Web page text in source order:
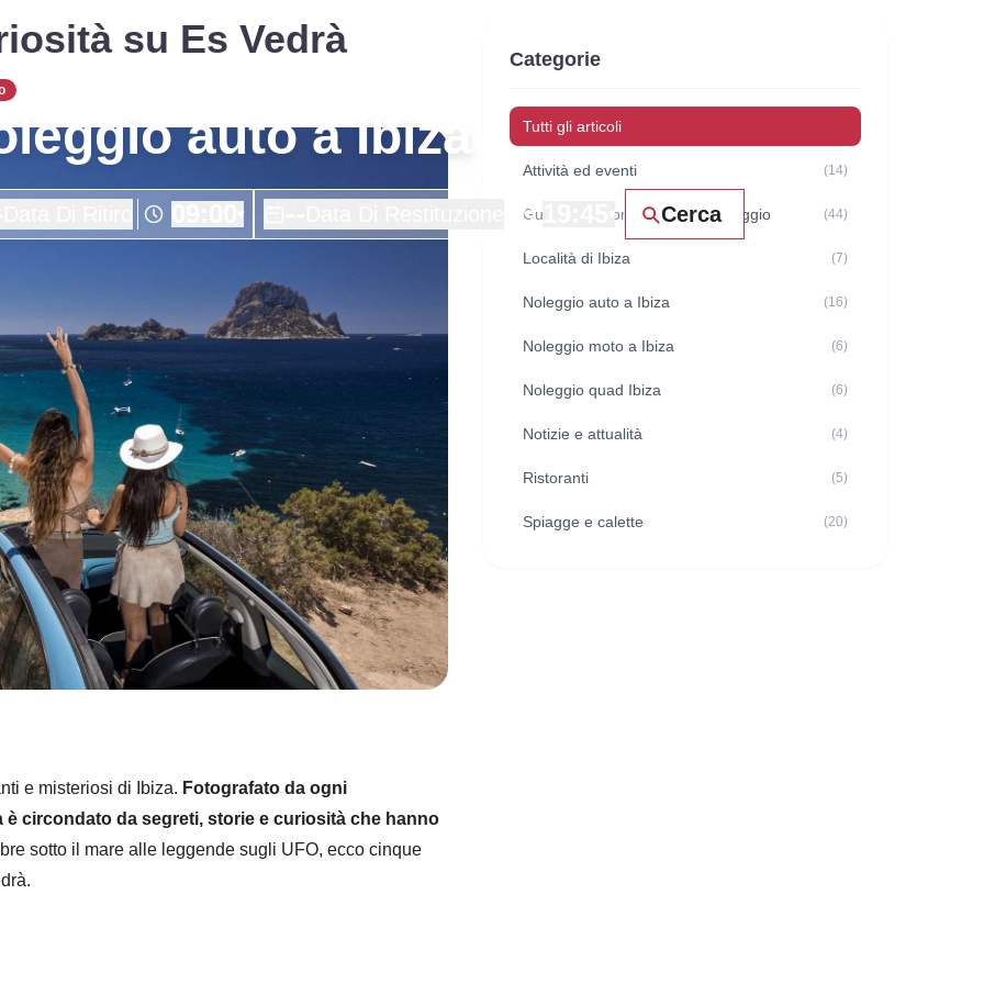
auto a Ibiza
Cerca
su Es Vedrà
e misteriosi di Ibiza. Fotografato da ogni
circondato da segreti, storie e curiosità che hanno
sotto il mare alle leggende sugli UFO, ecco cinque
Categorie
Tutti gli articoli
Attività ed eventi (14)
Guide e raccomandazioni di viaggio (44)
Località di Ibiza (7)
Noleggio auto a Ibiza (16)
Noleggio moto a Ibiza (6)
Noleggio quad Ibiza (6)
Notizie e attualità (4)
Ristoranti (5)
Spiagge e calette (20)